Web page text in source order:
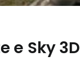
e Sky 3D